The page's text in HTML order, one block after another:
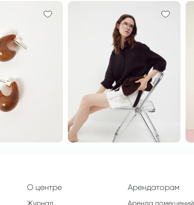
О центре
Журнал
Арендаторам
Аренда помещений